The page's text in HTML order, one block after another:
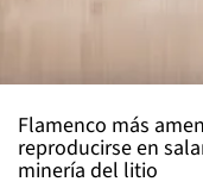
Flamenco más
reproducirse en
minería del litio